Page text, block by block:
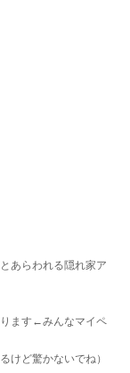
あらわれる隠れ家ア
ます←みんなマイペ
けど驚かないでね）